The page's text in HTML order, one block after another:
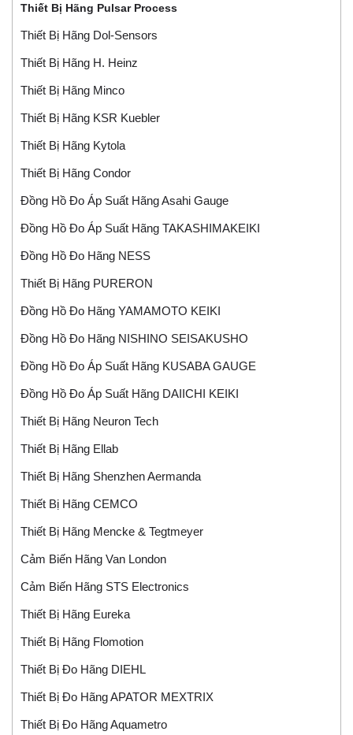
Thiết Bị Hãng Pulsar Process
Thiết Bị Hãng Dol-Sensors
Thiết Bị Hãng H. Heinz
Thiết Bị Hãng Minco
Thiết Bị Hãng KSR Kuebler
Thiết Bị Hãng Kytola
Thiết Bị Hãng Condor
Đồng Hồ Đo Áp Suất Hãng Asahi Gauge
Đồng Hồ Đo Áp Suất Hãng TAKASHIMAKEIKI
Đồng Hồ Đo Hãng NESS
Thiết Bị Hãng PURERON
Đồng Hồ Đo Hãng YAMAMOTO KEIKI
Đồng Hồ Đo Hãng NISHINO SEISAKUSHO
Đồng Hồ Đo Áp Suất Hãng KUSABA GAUGE
Đồng Hồ Đo Áp Suất Hãng DAIICHI KEIKI
Thiết Bị Hãng Neuron Tech
Thiết Bị Hãng Ellab
Thiết Bị Hãng Shenzhen Aermanda
Thiết Bị Hãng CEMCO
Thiết Bị Hãng Mencke & Tegtmeyer
Cảm Biến Hãng Van London
Cảm Biến Hãng STS Electronics
Thiết Bị Hãng Eureka
Thiết Bị Hãng Flomotion
Thiết Bị Đo Hãng DIEHL
Thiết Bị Đo Hãng APATOR MEXTRIX
Thiết Bị Đo Hãng Aquametro